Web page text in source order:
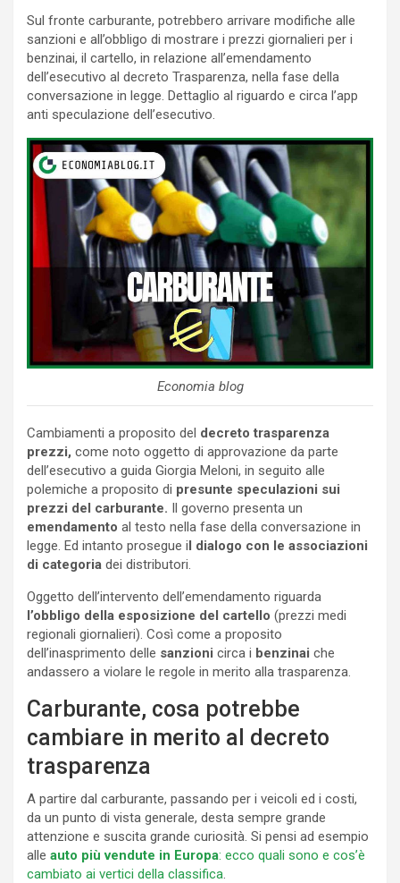
Sul fronte carburante, potrebbero arrivare modifiche alle
sanzioni e all’obbligo di mostrare i prezzi giornalieri per i
benzinai, il cartello, in relazione all’emendamento
dell’esecutivo al decreto Trasparenza, nella fase della
conversazione in legge. Dettaglio al riguardo e circa l’app
anti speculazione dell’esecutivo.
Economia blog
Cambiamenti a proposito del decreto trasparenza
prezzi, come noto oggetto di approvazione da parte
dell’esecutivo a guida Giorgia Meloni, in seguito alle
polemiche a proposito di presunte speculazioni sui
prezzi del carburante. Il governo presenta un
emendamento al testo nella fase della conversazione in
legge. Ed intanto prosegue il dialogo con le associazioni
di categoria dei distributori.
Oggetto dell’intervento dell’emendamento riguarda
l’obbligo della esposizione del cartello (prezzi medi
regionali giornalieri). Così come a proposito
dell’inasprimento delle sanzioni circa i benzinai che
andassero a violare le regole in merito alla trasparenza.
Carburante, cosa potrebbe
cambiare in merito al decreto
trasparenza
A partire dal carburante, passando per i veicoli ed i costi,
da un punto di vista generale, desta sempre grande
attenzione e suscita grande curiosità. Si pensi ad esempio
alle auto più vendute in Europa: ecco quali sono e cos’è
cambiato ai vertici della classifica